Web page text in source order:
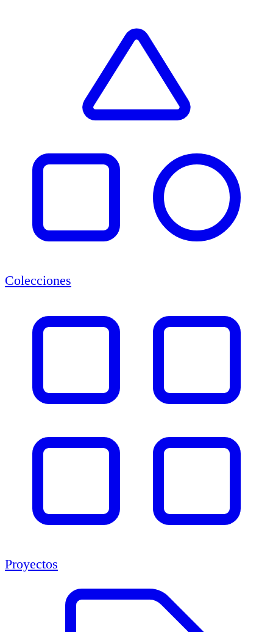
Colecciones
Proyectos